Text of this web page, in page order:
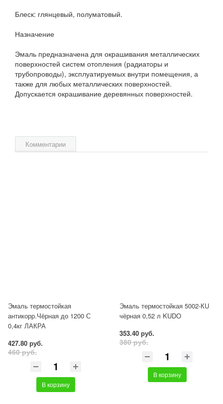
Блеск: глянцевый, полуматовый.
Назначение
Эмаль предназначена для окрашивания металлических
поверхностей систем отопления (радиаторы и
трубопроводы), эксплуатируемых внутри помещения, а
также для любых металлических поверхностей.
Допускается окрашивание деревянных поверхностей.
Комментарии
Эмаль термостойкая
антикорр.Чёрная до 1200 С
0,4кг ЛАКРА
427.80 руб.
460 руб.
В корзину
Эмаль термостойкая 5002-КU
чёрная 0,52 л KUDO
353.40 руб.
380 руб.
В корзину